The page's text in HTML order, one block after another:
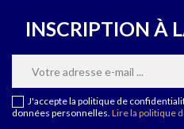
INSCRIPTION À
J'accepte la politique de
données personnelles. Lire la politique